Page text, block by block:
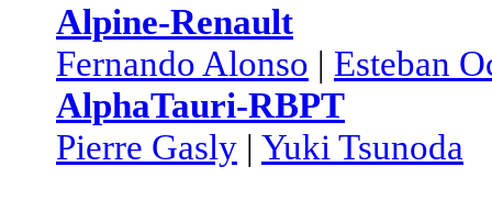
Alpine-Renault
Fernando Alonso | Esteban
AlphaTauri-RBPT
Pierre Gasly | Yuki Tsunoda